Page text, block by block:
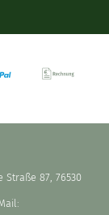
Straße 87, 76530